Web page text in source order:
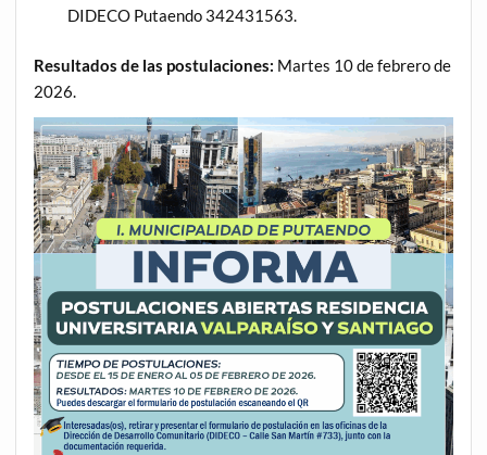
DIDECO Putaendo 342431563.
Resultados de las postulaciones: Martes 10 de febrero de
2026.